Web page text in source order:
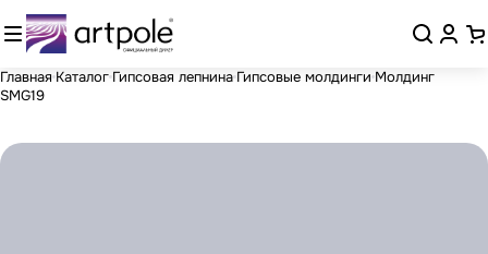
Главная Каталог Гипсовая лепнина Гипсовые молдинги Молдинг
SMG19